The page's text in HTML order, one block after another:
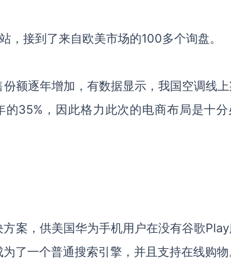
，接到了来自欧美市场的100多个询盘。
额逐年增加，有数据显示，我国空调线
的35%，因此格力此次的电商布局是十
案，供美国华为手机用户在没有谷歌Play
了一个普通搜索引擎，并且支持在线购